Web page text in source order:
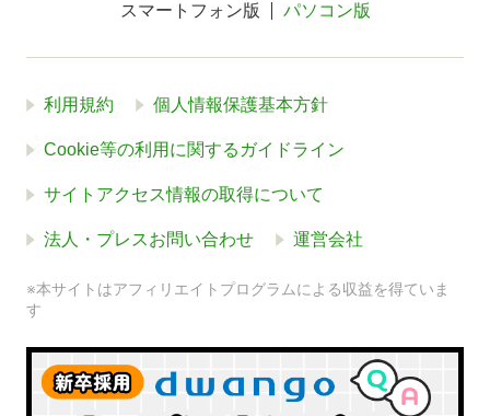
スマートフォン版 パソコン版
利用規約 個人情報保護基本方針
Cookie等の利用に関するガイドライン
サイトアクセス情報の取得について
法人・プレスお問い合わせ 運営会社
※本サイトはアフィリエイトプログラムによる収益を得ていま
す